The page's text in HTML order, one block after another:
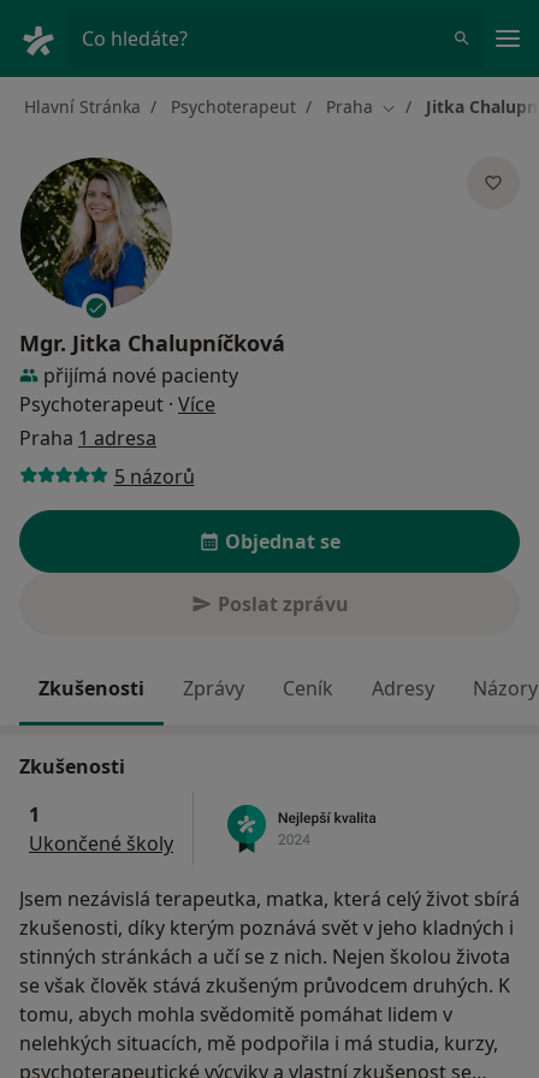
Co hledáte?
Hlavní Stránka Psychoterapeut Praha Změna města
Jitka
Mgr. Jitka Chalupníčková
přijímá nové pacienty
Psychoterapeut · Více
Praha 1 adresa
5 názorů
Objednat se
Poslat zprávu
Zkušenosti Zprávy Ceník Adresy
Zkušenosti
1
Ukončené školy
Jsem nezávislá terapeutka, matka, která celý život sbírá
zkušenosti, díky kterým poznává svět v jeho kladných i
stinných stránkách a učí se z nich. Nejen školou života
se však člověk stává zkušeným průvodcem druhých. K
tomu, abych mohla svědomitě pomáhat lidem v
nelehkých situacích, mě podpořila i má studia, kurzy,
psychoterapeutické výcviky a vlastní zkušenost se